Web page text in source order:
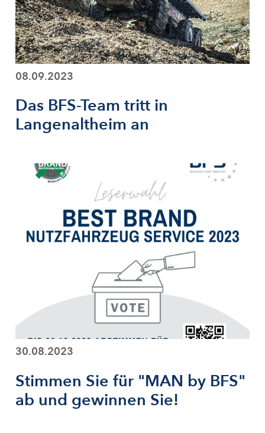
08.09.2023
Das BFS-Team tritt in
Langenaltheim an
30.08.2023
Stimmen Sie für "MAN by BFS"
ab und gewinnen Sie!